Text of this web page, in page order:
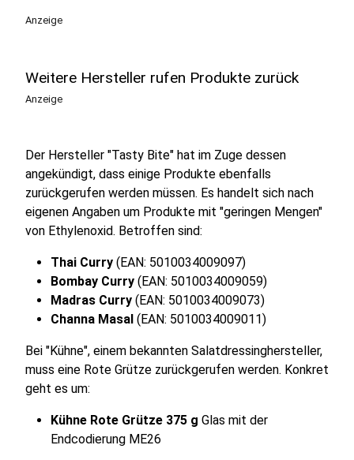
Anzeige
Weitere Hersteller rufen Produkte zurück
Anzeige
Der Hersteller "Tasty Bite" hat im Zuge dessen
angekündigt, dass einige Produkte ebenfalls
zurückgerufen werden müssen. Es handelt sich nach
eigenen Angaben um Produkte mit "geringen Mengen"
von Ethylenoxid. Betroffen sind:
Thai Curry (EAN: 5010034009097)
Bombay Curry (EAN: 5010034009059)
Madras Curry (EAN: 5010034009073)
Channa Masal (EAN: 5010034009011)
Bei "Kühne", einem bekannten Salatdressinghersteller,
muss eine Rote Grütze zurückgerufen werden. Konkret
geht es um:
Kühne Rote Grütze 375 g Glas mit der
Endcodierung ME26